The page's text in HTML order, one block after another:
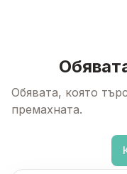
Обявата, която
премахната.